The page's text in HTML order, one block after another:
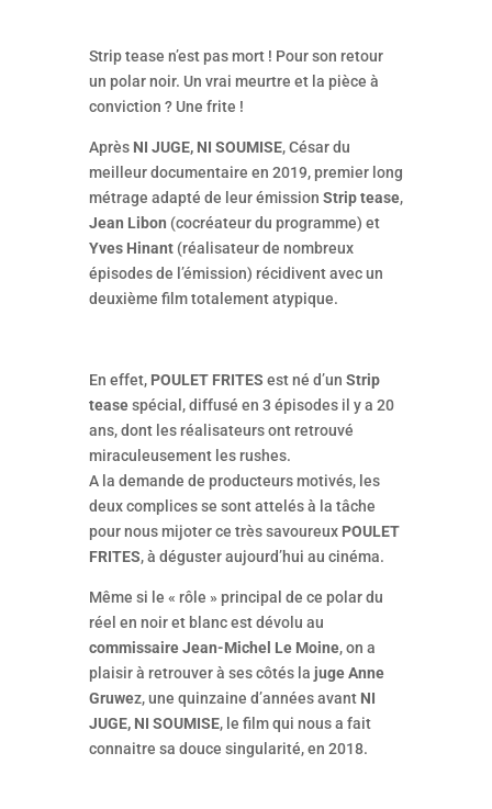
Strip tease n’est pas mort ! Pour son retour
un polar noir. Un vrai meurtre et la pièce à
conviction ? Une frite !
Après NI JUGE, NI SOUMISE, César du
meilleur documentaire en 2019, premier long
métrage adapté de leur émission Strip tease,
Jean Libon (cocréateur du programme) et
Yves Hinant(réalisateur de nombreux
épisodes de l’émission) récidivent avec un
deuxième film totalement atypique.
En effet, POULET FRITES est né d’un Strip
teasespécial, diffusé en 3 épisodes il y a 20
ans, dont les réalisateurs ont retrouvé
miraculeusement les rushes.
A la demande de producteurs motivés, les
deux complices se sont attelés à la tâche
pour nous mijoter ce très savoureux POULET
FRITES, à déguster aujourd’hui au cinéma.
Même si le « rôle » principal de ce polar du
réel en noir et blanc est dévolu au
commissaire Jean-Michel Le Moine, on a
plaisir à retrouver à ses côtés la juge Anne
Gruwez, une quinzaine d’années avant NI
JUGE, NI SOUMISE, le film qui nous a fait
connaitre sa douce singularité, en 2018.